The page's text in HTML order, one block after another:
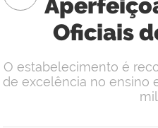
Oficiais
O estabelecimento é
de excelência no ensino